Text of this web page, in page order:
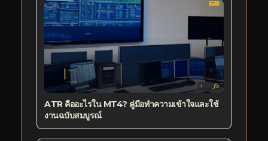
ATR คืออะไรใน MT4? คู่มือทำความเข้าใจและใช้
งานฉบับสมบูรณ์